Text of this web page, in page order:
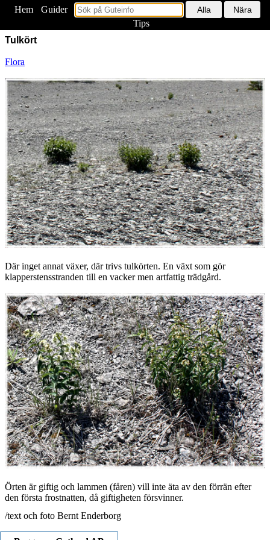
Hem
Guider
Tips
Tulkört
Flora
Där inget annat växer, där trivs tulkörten. En växt som gör
klapperstensstranden till en vacker men artfattig trädgård.
Örten är giftig och lammen (fåren) vill inte äta av den förrän efter
den första frostnatten, då giftigheten försvinner.
/text och foto Bernt Enderborg